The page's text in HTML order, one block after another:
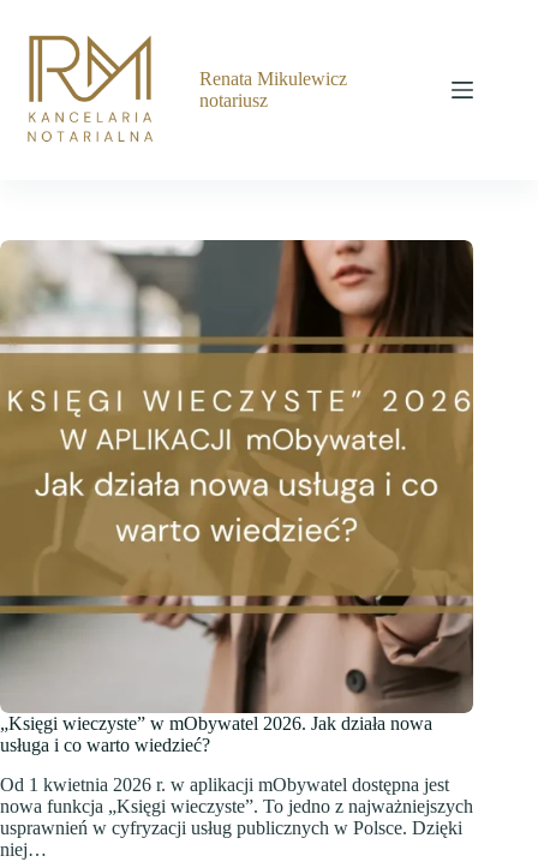
Renata Mikulewicz
notariusz
„Księgi wieczyste” w mObywatel 2026. Jak działa nowa
usługa i co warto wiedzieć?
Od 1 kwietnia 2026 r. w aplikacji mObywatel dostępna jest
nowa funkcja „Księgi wieczyste”. To jedno z najważniejszych
usprawnień w cyfryzacji usług publicznych w Polsce. Dzięki
niej…